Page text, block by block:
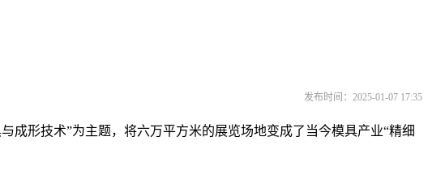
发布时间：2025-01-07 17:35
形技术”为主题，将六万平方米的展览场地变成了当今模具产业“精细